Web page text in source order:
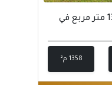
أرض للبيع بمساحة 1300 متر مربع في
1358 م²